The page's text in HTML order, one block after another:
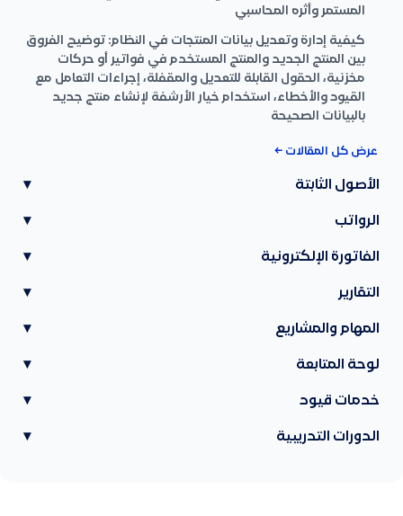
المستمر وأثره المحاسبي
كيفية إدارة وتعديل بيانات المنتجات في النظام: توضيح الفروق
بين المنتج الجديد والمنتج المستخدم في فواتير أو حركات
مخزنية، الحقول القابلة للتعديل والمقفلة، إجراءات التعامل مع
القيود والأخطاء، استخدام خيار الأرشفة لإنشاء منتج جديد
بالبيانات الصحيحة
عرض كل المقالات ←
الأصول الثابتة ▾
الرواتب ▾
الفاتورة الإلكترونية ▾
التقارير ▾
المهام والمشاريع ▾
لوحة المتابعة ▾
خدمات قيود ▾
الدورات التدريبية ▾